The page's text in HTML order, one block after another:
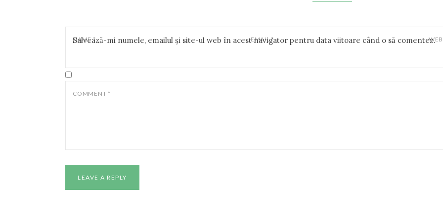
NAME* EMAIL*
Salvează-mi numele, emailul și site-ul web în acest navigator pentru data viitoare când o să comentez.
COMMENT *